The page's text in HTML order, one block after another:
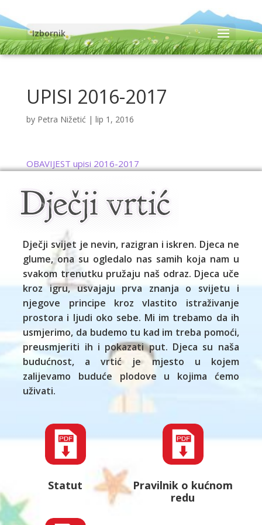
Izbornik
UPISI 2016-2017
by Petra Nižetić | lip 1, 2016
OBAVIJEST upisi 2016-2017
Dječji svijet je nevin, razigran i iskren. Djeca ne
glume, ona su ogledalo nas samih koja nam u
svakom trenutku pružaju naš odraz. Djeca uče
kroz igru, usvajaju prva znanja o svijetu i
njegove principe kroz vlastito istraživanje
prostora i ljudi oko sebe. Mi im trebamo da ih
usmjerimo, da budemo tu kad im treba pomoći,
preusmjeriti ih i pokazati put. Djeca su naša
budućnost, a vrtić je mjesto u kojem
zalijevamo buduće plodove u kojima ćemo
uživati.
Statut
Pravilnik o kućnom
redu